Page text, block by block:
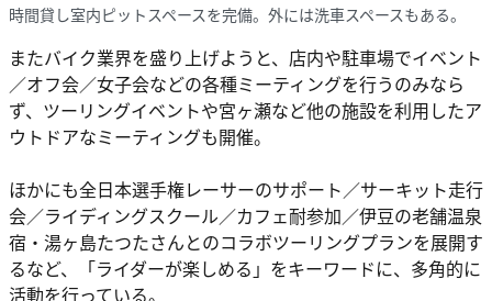
時間貸し室内ピットスペースを完備。外には洗車スペースもある。
またバイク業界を盛り上げようと、店内や駐車場でイベント
／オフ会／女子会などの各種ミーティングを行うのみなら
ず、ツーリングイベントや宮ヶ瀬など他の施設を利用したア
ウトドアなミーティングも開催。
ほかにも全日本選手権レーサーのサポート／サーキット走行
会／ライディングスクール／カフェ耐参加／伊豆の老舗温泉
宿・湯ヶ島たつたさんとのコラボツーリングプランを展開す
るなど、「ライダーが楽しめる」をキーワードに、多角的に
活動を行っている。